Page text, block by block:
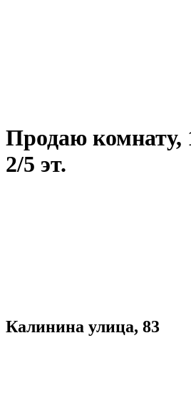
Продаю комнату,
2/5 эт.
Калинина улица, 83